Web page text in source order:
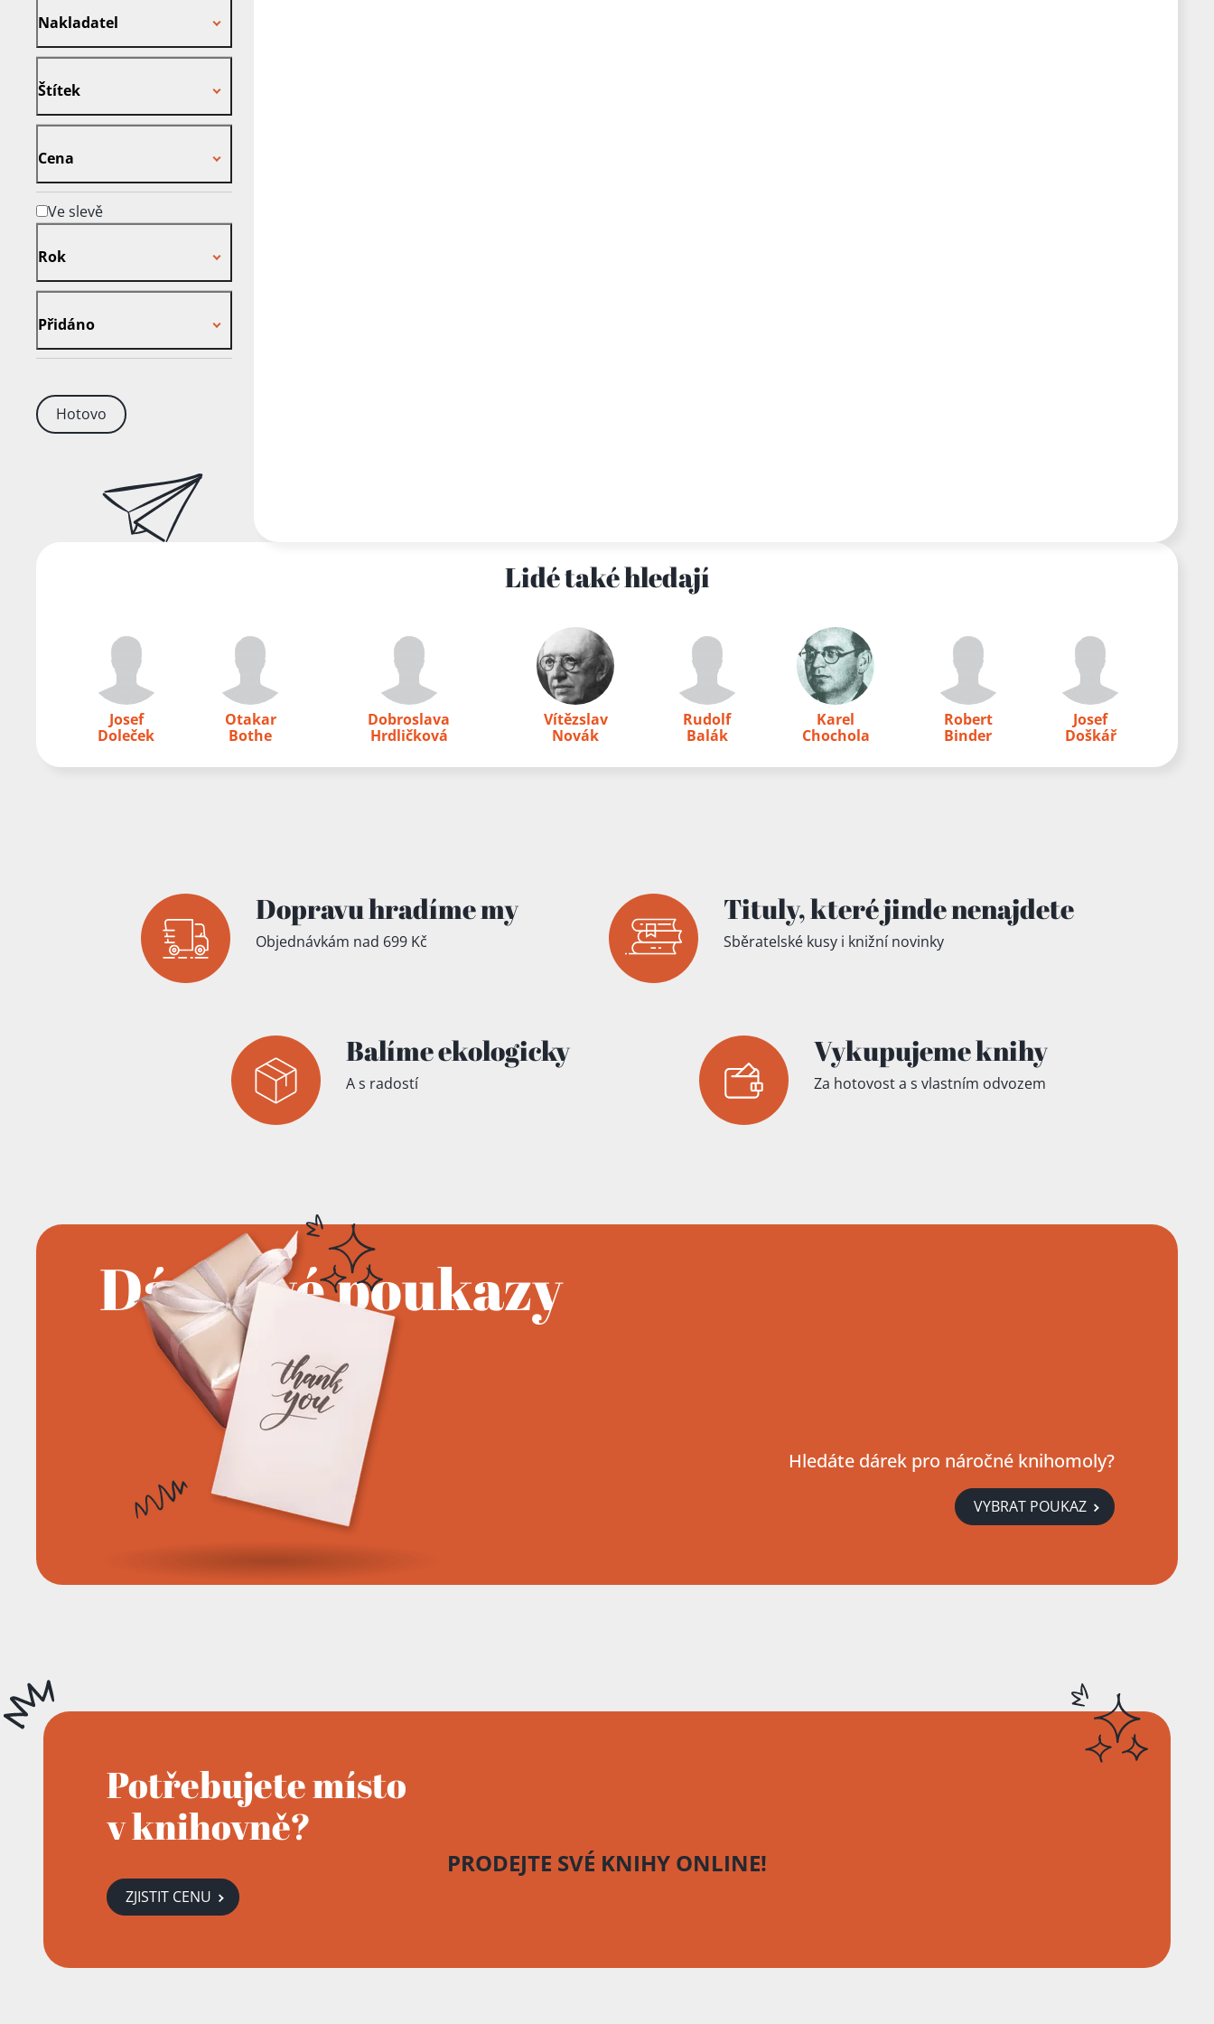
Nakladatel
Štítek
Cena
Ve slevě
Rok
Přidáno
Hotovo
Lidé také hledají
Josef
Doleček
Otakar
Bothe
Dobroslava
Hrdličková
Vítězslav
Novák
Rudolf
Balák
Karel
Chochola
Robert
Binder
Josef
Doškář
Dopravu hradíme my
Objednávkám nad 699 Kč
Tituly,které jindenenajdete
Sběratelské kusy i knižní novinky
Balíme ekologicky
A s radostí
Vykupujeme knihy
Za hotovost a s vlastním odvozem
Dárkové poukazy
Hledáte dárek pro náročné knihomoly?
VYBRAT POUKAZ
Potřebujete místo
v knihovně?
PRODEJTE SVÉ KNIHY ONLINE!
ZJISTIT CENU